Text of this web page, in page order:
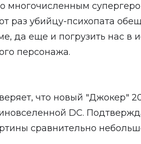
многочисленным
раз убийцу-психопата
да еще и погрузить нас в
персонажа.
что новый "Джокер"
DC.
сравнительно